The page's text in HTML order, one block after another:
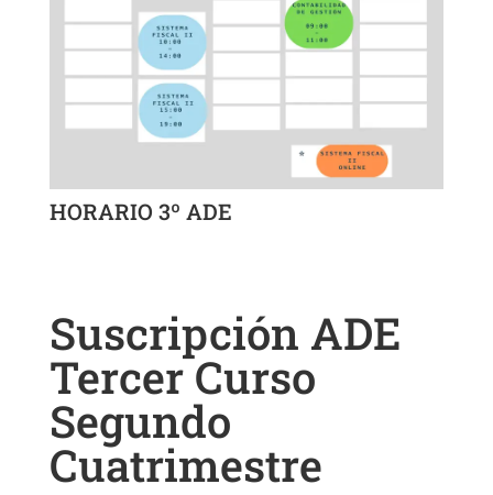
HORARIO 3º ADE
Suscripción ADE
Tercer Curso
Segundo
Cuatrimestre